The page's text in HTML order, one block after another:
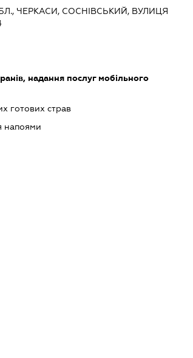
ЧЕРКАСИ, СОСНІВСЬКИЙ, ВУЛИЦЯ
надання послуг мобільного
готових страв
напоями